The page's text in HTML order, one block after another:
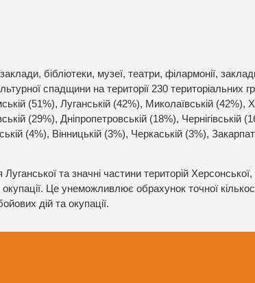
бібліотеки, музеї, театри, філармонії,
спадщини на території 230 територіальних
(51%), Луганській (42%), Миколаївській (42%),
(29%), Дніпропетровській (18%), Чернігівській
(4%), Вінницькій (3%), Черкаській (3%),
та значні частини територій Херсонської,
Це унеможливлює обрахунок точної
дій та окупації.